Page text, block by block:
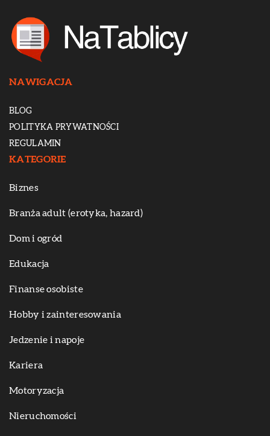
NAWIGACJA
BLOG
POLITYKA PRYWATNOŚCI
REGULAMIN
KATEGORIE
Biznes
Branża adult (erotyka, hazard)
Dom i ogród
Edukacja
Finanse osobiste
Hobby i zainteresowania
Jedzenie i napoje
Kariera
Motoryzacja
Nieruchomości